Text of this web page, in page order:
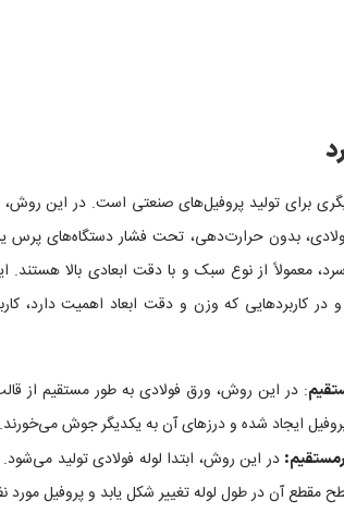
برای تولید پروفیل‌های صنعتی است. در این روش،
بدون حرارت‌دهی، تحت فشار دستگاه‌های پرس
معمولاً از نوع سبک و با دقت ابعادی بالا هستند.
در کاربردهایی که وزن و دقت ابعاد اهمیت دارد،
: در این روش، ورق فولادی به طور مستقیم از
ایجاد شده و درزهای آن به یکدیگر جوش می‌خورند.
در این روش، ابتدا لوله فولادی تولید
مقطع آن در طول لوله تغییر شکل یابد و پروفیل مورد